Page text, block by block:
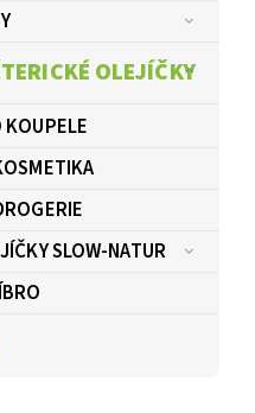
OLEJÍČKY
KOUPELE
SLOW-NATUR